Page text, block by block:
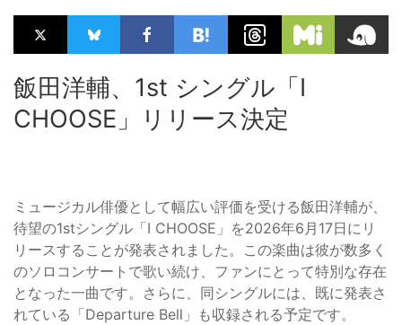
飯田洋輔、1st シングル「I
CHOOSE」リリース決定
ミュージカル俳優として幅広い評価を受ける飯田洋輔が、
待望の1stシングル「I CHOOSE」を2026年6月17日にリ
リースすることが発表されました。この楽曲は彼が数多く
のソロコンサートで歌い続け、ファンにとって特別な存在
となった一曲です。さらに、同シングルには、既に発表さ
れている「Departure Bell」も収録される予定です。